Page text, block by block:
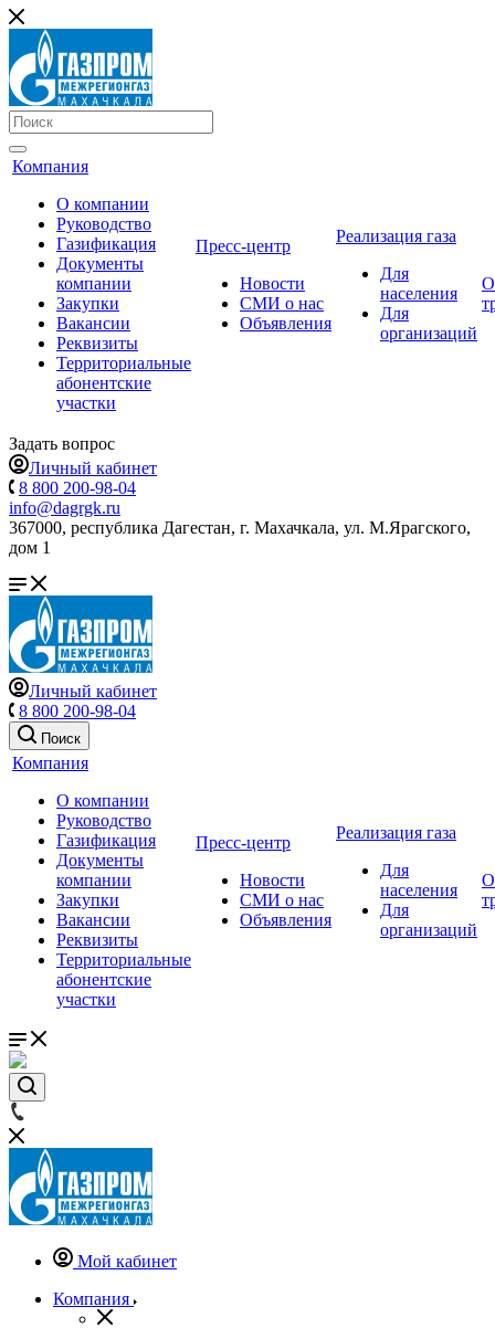
Компания
О компании
Руководство
Газификация
Документы
компании
Закупки
Вакансии
Реквизиты
Территориальные
абонентские
участки
Пресс-центр
Новости
СМИ о нас
Объявления
Реализация газа
Для
населения
Для
организаций
Задать вопрос
Личный кабинет
8 800 200-98-04
info@dagrgk.ru
367000, республика Дагестан, г. Махачкала, ул. М.Ярагского,
дом 1
Личный кабинет
8 800 200-98-04
Поиск
Компания
О компании
Руководство
Газификация
Документы
компании
Закупки
Вакансии
Реквизиты
Территориальные
абонентские
участки
Пресс-центр
Новости
СМИ о нас
Объявления
Реализация газа
Для
населения
Для
организаций
Мой кабинет
Компания